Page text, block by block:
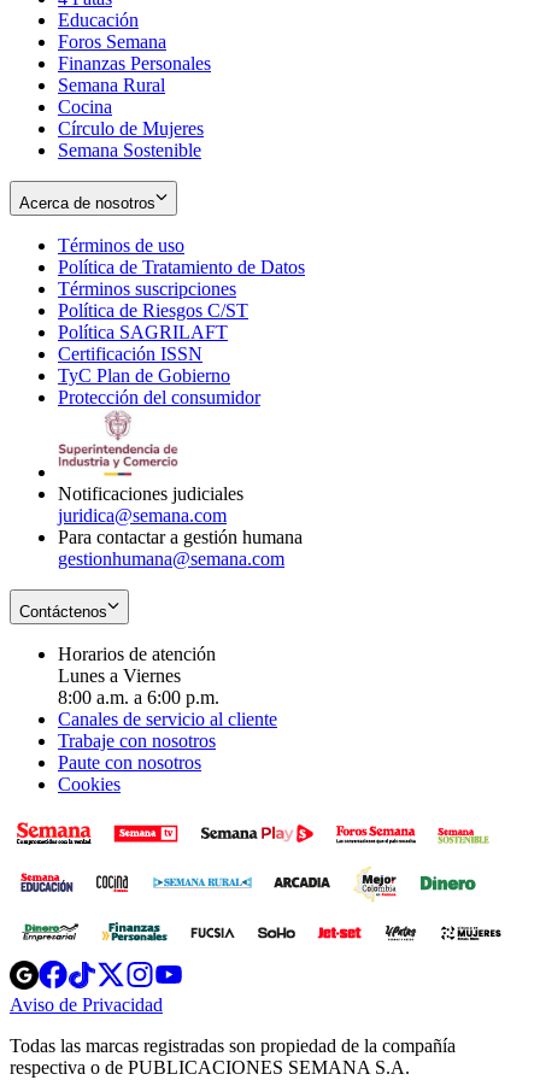
window
new
window
Educación
Foros Semana
Finanzas Personales
Semana Rural
Cocina
Círculo de Mujeres
Semana Sostenible
Acerca de nosotros
Términos de uso
in
new
window
Política de Tratamiento de Datos
Términos suscripciones
in
Política de Riesgos C/ST
Política SAGRILAFT
new
window
Certificación ISSN
in
new
TyC Plan de Gobierno
in
Protección del consumidorOpens
Notificaciones judiciales
juridica@semana.com
Para contactar a gestión humana
gestionhumana@semana.com
Contáctenos
Horarios de atención
Lunes a Viernes
8:00 a.m. a 6:00 p.m.
Canales de servicio al cliente
Trabaje con nosotros
Paute con nosotros
Cookies
Opens
in
new
Opens
in
new
Opens
in
new
window
Opens
new
windowwindow
Aviso de Privacidad
new
window
Todas las marcas registradas son propiedad de la compañía
respectiva o de PUBLICACIONES SEMANA S.A.